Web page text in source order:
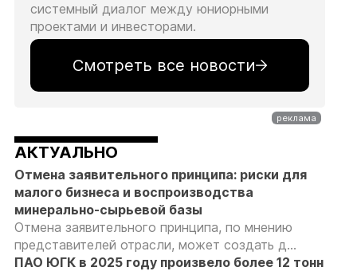
системный диалог между юниорными
проектами и инвесторами.
Смотреть все новости
АКТУАЛЬНО
Отмена заявительного принципа: риски для
малого бизнеса и воспроизводства
минерально-сырьевой базы
Отмена заявительного принципа, по мнению
представителей отрасли, может создать д...
ПАО ЮГК в 2025 году произвело более 12 тонн